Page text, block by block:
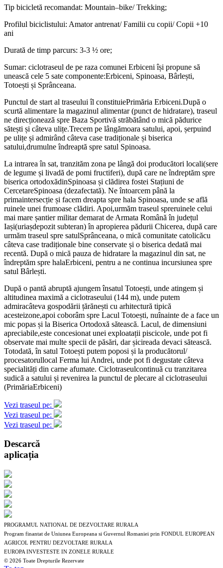
Tip bicicletă recomandat: Mountain–bike/ Trekking;
Profilul biciclistului: Amator antrenat/ Familii cu copii/ Copii +10
ani
Durată de timp parcurs: 3-3 ½ ore;
Sumar: ciclotraseul de pe raza comunei Erbiceni își propune să
unească cele 5 sate componente:Erbiceni, Spinoasa, Bârlești,
Totoești și Sprânceana.
Punctul de start al traseului îl constituiePrimăria Erbiceni.După o
scurtă alimentare la magazinul alimentar (punct de hidratare), traseul
ne direcționează spre Baza Sportivă străbătând o mică pădurice
sătești și câteva ulițe.Trecem pe lângămoara satului, apoi, șerpuind
pe ulițe și admirând câteva case tradiționale și biserica
satului,drumulne îndreaptă spre satul Spinoasa.
La intrarea în sat, tranzităm zona pe lângă doi producători locali(sere
de legume și livadă de pomi fructiferi), după care ne îndreptăm spre
biserica ortodoxădinSpinoasa și clădirea fostei Stațiuni de
CercetareSpinoasa (dezafectată). Ne întoarcem până la
primaintersecție și facem dreapta spre hala Spinoasa, unde se află
ruinele unei frumoase clădiri. Apoi,urmăm traseul spreruinele celui
mai mare șantier militar demarat de Armata Română în județul
Iași(uriașdepozit subteran) în apropierea pădurii Chicerea, după care
urmăm traseul spre satulSprânceana, o mică comunitate catolicăcu
câteva case tradiționale bine conservate și o biserica dedată mai
recentă. După o mică pauza de hidratare la magazinul din sat, ne
îndreptăm spre halaErbiceni, pentru a ne continua incursiunea spre
satul Bârlești.
După o pantă abruptă ajungem însatul Totoești, unde atingem și
altitudinea maximă a ciclotraseului (144 m), unde putem
admiracâteva gospodării țărănești cu arhitectură tipică
acesteizone,apoi coborâm spre Lacul Totoești, nuînainte de a face un
mic popas și la Biserica Ortodoxă sătească. Lacul, de dimensiuni
apreciabile,este concesionat unei exploatații piscicole, unde pot fi
observate mai multe specii de păsări, dar șicireada devaci sătească.
Totodată, în satul Totoești putem poposi și la producătorul/
procesatorullocal Ferma lui Andrei, unde pot fi degustate câteva
specialități din carne afumate. Ciclotraseulcontinuă cu tranzitarea
sudică a satului și revenirea la punctul de plecare al ciclotraseului
(PrimăriaErbiceni)
Vezi traseul pe:
Vezi traseul pe:
Vezi traseul pe:
Descarcă
aplicația
PROGRAMUL NATIONAL DE DEZVOLTARE RURALA
Program finantat de Uniunea Europeana si Guvernul Romaniei prin FONDUL EUROPEAN
AGRICOL PENTRU DEZVOLTARE RURALA
EUROPA INVESTESTE IN ZONELE RURALE
© 2026 Toate Drepturile Rezervate